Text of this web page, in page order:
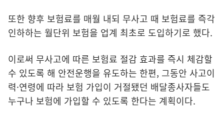
또한 향후 보험료를 매월 내되 무사고 때 보험료를 즉각
인하하는 월단위 보험을 업계 최초로 도입하기로 했다.
이로써 무사고에 따른 보험료 절감 효과를 즉시 체감할
수 있도록 해 안전운행을 유도하는 한편, 그동안 사고이
력·연령에 따라 보험 가입이 거절됐던 배달종사자들도
누구나 보험에 가입할 수 있도록 한다는 계획이다.